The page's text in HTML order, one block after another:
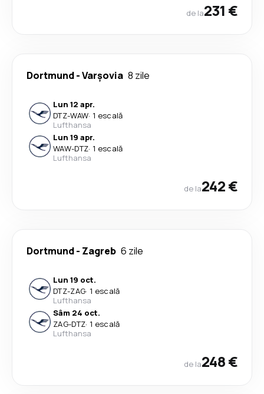
de la231 €
Dortmund-Varşovia 8 zile
Lun 12 apr.
DTZ-WAW· 1 escală
Lufthansa
Lun 19 apr.
WAW-DTZ· 1 escală
Lufthansa
de la242 €
Dortmund- Zagreb 6 zile
Lun 19 oct.
DTZ-ZAG· 1 escală
Lufthansa
Sâm 24 oct.
ZAG-DTZ· 1 escală
Lufthansa
de la248 €